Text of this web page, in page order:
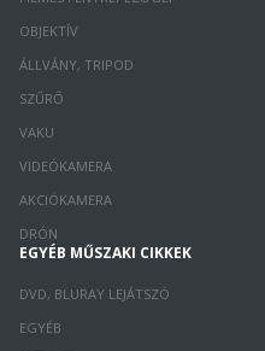
OBJEKTÍV
ÁLLVÁNY, TRIPOD
SZŰRŐ
VAKU
VIDEÓKAMERA
AKCIÓKAMERA
DRÓN
EGYÉB MŰSZAKI CIKKEK
DVD, BLURAY LEJÁTSZÓ
EGYÉB